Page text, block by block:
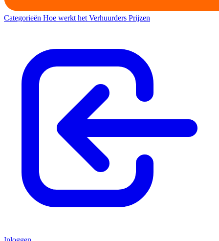
Categorieën Hoe werkt het Verhuurders Prijzen